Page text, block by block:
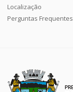
Localização
Perguntas Frequentes